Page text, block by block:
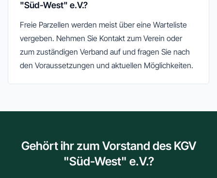
"Süd-West" e.V.?
Freie Parzellen werden meist über eine Warteliste
vergeben. Nehmen Sie Kontakt zum Verein oder
zum zuständigen Verband auf und fragen Sie nach
den Voraussetzungen und aktuellen Möglichkeiten.
Gehört ihr zum Vorstand des KGV
"Süd-West" e.V.?